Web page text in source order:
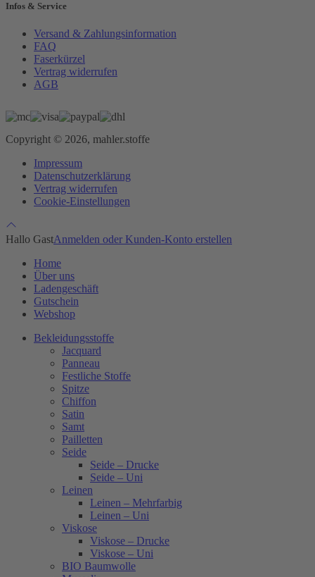
Infos & Service
Versand & Zahlungsinformation
FAQ
Faserkürzel
Vertrag widerrufen
AGB
Copyright © 2026, mahler.stoffe
Impressum
Datenschutzerklärung
Vertrag widerrufen
Cookie-Einstellungen
Hallo GastAnmelden oder Kunden-Konto erstellen
Home
Über uns
Ladengeschäft
Gutschein
Webshop
Bekleidungsstoffe
Jacquard
Panneau
Festliche Stoffe
Spitze
Chiffon
Satin
Samt
Pailletten
Seide
Seide – Drucke
Seide – Uni
Leinen
Leinen – Mehrfarbig
Leinen – Uni
Viskose
Viskose – Drucke
Viskose – Uni
BIO Baumwolle